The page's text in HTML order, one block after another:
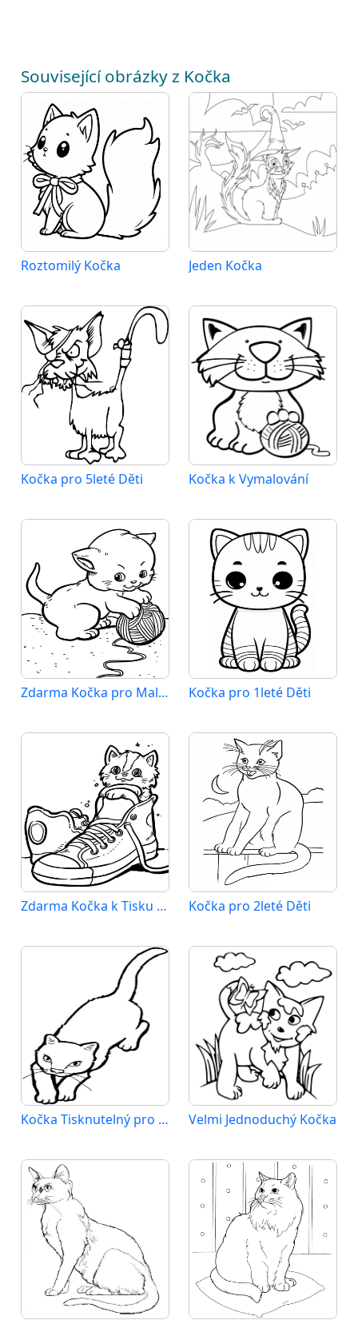
Související obrázky z Kočka
Roztomilý Kočka Jeden Kočka
Kočka pro 5leté Děti Kočka k Vymalování
Zdarma Kočka pro Malé Děti Kočka pro 1leté Děti
Zdarma Kočka k Tisku pro Děti Kočka pro 2leté Děti
Kočka Tisknutelný pro Děti Velmi Jednoduchý Kočka